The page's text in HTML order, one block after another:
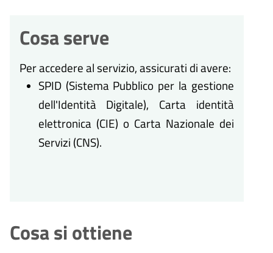
Cosa serve
Per accedere al servizio, assicurati di avere:
SPID (Sistema Pubblico per la gestione
dell'Identità Digitale), Carta identità
elettronica (CIE) o Carta Nazionale dei
Servizi (CNS).
Cosa si ottiene